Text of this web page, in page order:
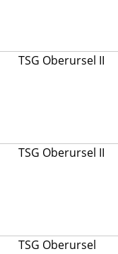
TSG Oberursel II
TSG Oberursel II
TSG Oberursel